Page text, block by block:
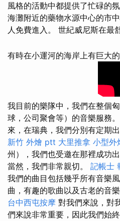
風格的活動中都提供了忙碌的
海灘附近的藥物水源中心的市
人免費進入。 世紀威尼斯在最
有時在小運河的海岸上有巨大
我目前的樂隊中，我們在整個
球，公司聚會等）的音樂服務。
來，在瑞典，我們分別有定期出
新竹 外燴 ptt 大里推拿 小型外
州），我們也受邀在那裡成功
當然，我們非常親切。 記帳士
我們的曲目包括幾乎所有音樂
曲，有趣的歌曲以及古老的音
台中西屯按摩 對我們來說，對
們來說非常重要，因此我們始